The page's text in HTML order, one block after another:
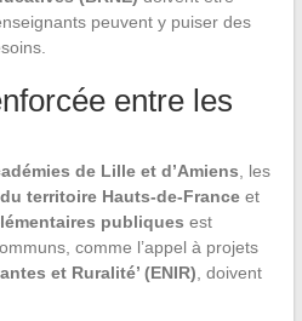
peuvent y puiser des
entre les
de Lille et d’Amiens , les
territoire Hauts-de-Franceet
publiques est
comme l’appel à projets
et Ruralité’ (ENIR) , doivent